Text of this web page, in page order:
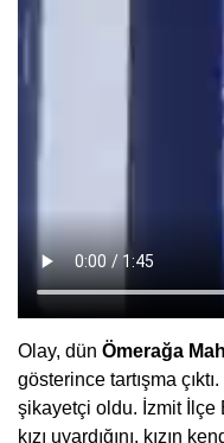
Olay, dün Ömerağa
gösterince tartışma
şikayetçi oldu. İzmit İlçe
kızı uyardığını, kızın